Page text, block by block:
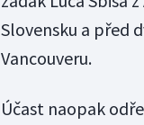
Slovensku a před
Vancouveru.
Účast naopak